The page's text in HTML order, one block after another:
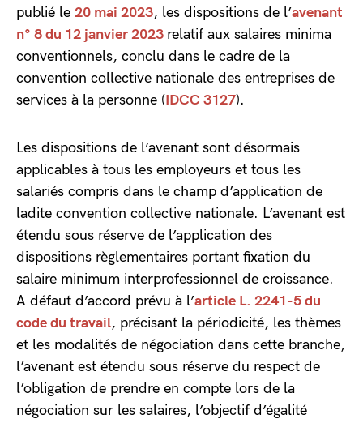
publié le 20 mai 2023, les dispositions de l’avenant
n° 8 du 12 janvier 2023 relatif aux salaires minima
conventionnels, conclu dans le cadre de la
convention collective nationale des entreprises de
services à la personne (IDCC 3127).
Les dispositions de l’avenant sont désormais
applicables à tous les employeurs et tous les
salariés compris dans le champ d’application de
ladite convention collective nationale. L’avenant est
étendu sous réserve de l’application des
dispositions règlementaires portant fixation du
salaire minimum interprofessionnel de croissance.
A défaut d’accord prévu à l’article L. 2241-5 du
code du travail, précisant la périodicité, les thèmes
et les modalités de négociation dans cette branche,
l’avenant est étendu sous réserve du respect de
l’obligation de prendre en compte lors de la
négociation sur les salaires, l’objectif d’égalité